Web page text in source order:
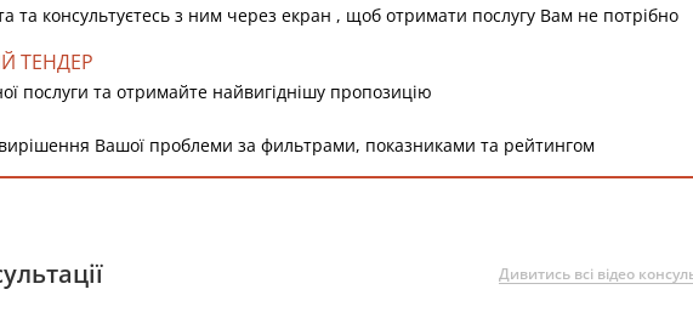
та консультуєтесь з ним через екран , щоб отримати послугу Вам не потрібно
ТЕНДЕР
послуги та отримайте найвигіднішу пропозицію
Вашої проблеми за фильтрами, показниками та рейтингом
Дивитись всі відео